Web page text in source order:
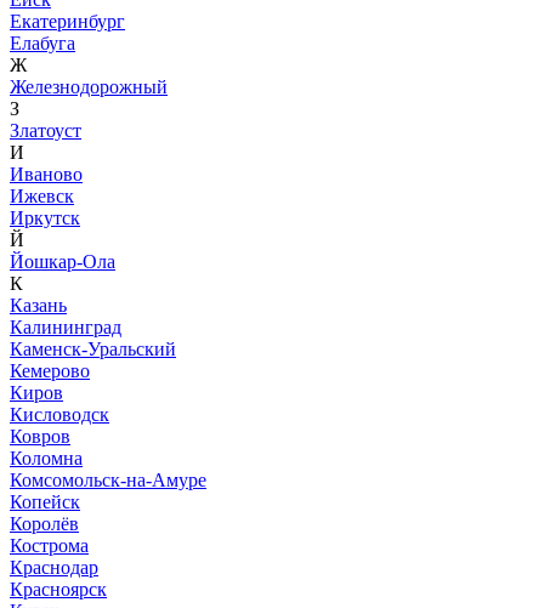
Екатеринбург
Елабуга
Ж
Железнодорожный
З
Златоуст
И
Иваново
Ижевск
Иркутск
Й
Йошкар-Ола
К
Казань
Калининград
Каменск-Уральский
Кемерово
Киров
Кисловодск
Ковров
Коломна
Комсомольск-на-Амуре
Копейск
Королёв
Кострома
Краснодар
Красноярск